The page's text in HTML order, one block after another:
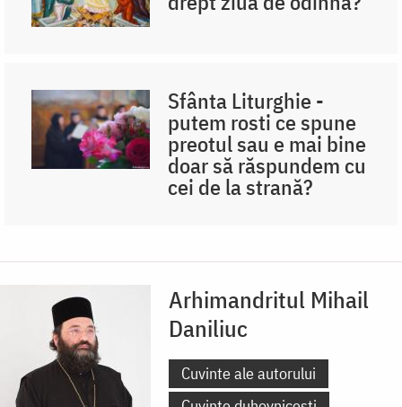
Sfânta Liturghie -
putem rosti ce spune
preotul sau e mai bine
doar să răspundem cu
cei de la strană?
Arhimandritul Mihail
Daniliuc
Cuvinte ale autorului